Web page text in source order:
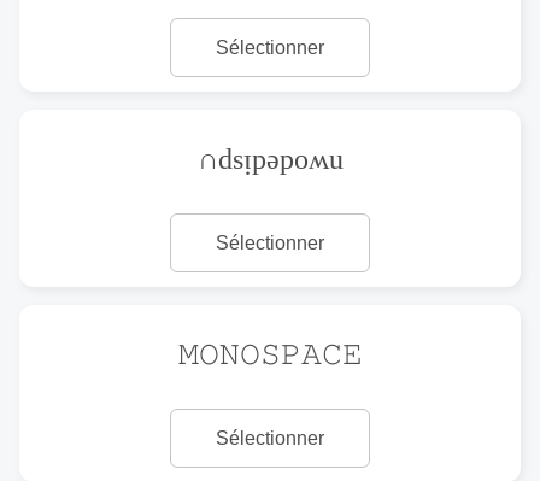
Sélectionner
∩dsᴉpǝpoʍu
Sélectionner
𝙼𝙾𝙽𝙾𝚂𝙿𝙰𝙲𝙴
Sélectionner